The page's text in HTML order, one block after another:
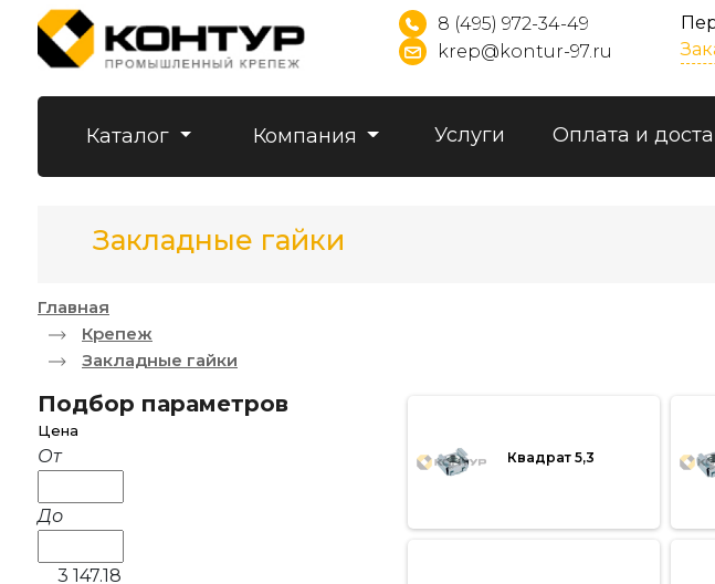
8 (495) 972-34-49
krep@kontur-97.ru
Каталог Компания Услуги Оплата и
Закладные гайки
Главная
Крепеж
Закладные гайки
Подбор параметров
Цена
От
До
3 147.18
Квадрат 5,3